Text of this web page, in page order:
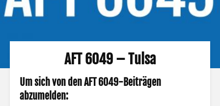
AFT 6049 – Tulsa
Um sich von den AFT 6049-Beiträgen
abzumelden: